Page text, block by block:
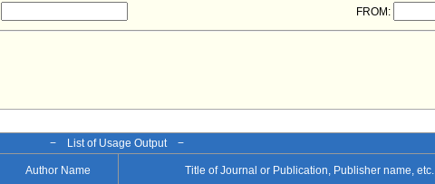
FROM:
− List of Usage Output −
Author Name Title of Journal or Publication, Publisher name, etc.